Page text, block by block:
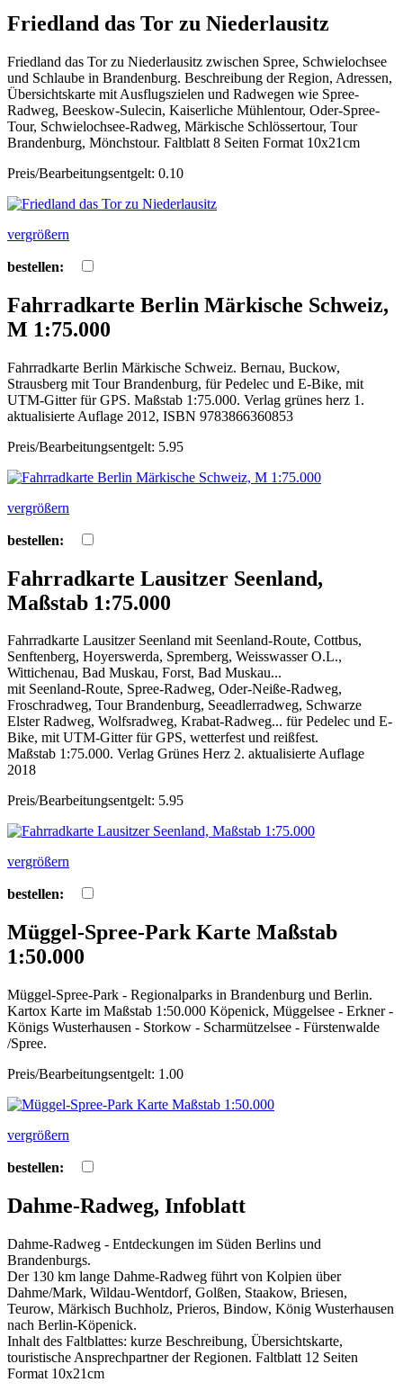
Friedland das Tor zu Niederlausitz
Friedland das Tor zu Niederlausitz zwischen Spree, Schwielochsee
und Schlaube in Brandenburg. Beschreibung der Region, Adressen,
Übersichtskarte mit Ausflugszielen und Radwegen wie Spree-
Radweg, Beeskow-Sulecin, Kaiserliche Mühlentour, Oder-Spree-
Tour, Schwielochsee-Radweg, Märkische Schlössertour, Tour
Brandenburg, Mönchstour. Faltblatt 8 Seiten Format 10x21cm
Preis/Bearbeitungsentgelt: 0.10
vergrößern
bestellen:
Fahrradkarte Berlin Märkische Schweiz,
M 1:75.000
Fahrradkarte Berlin Märkische Schweiz. Bernau, Buckow,
Strausberg mit Tour Brandenburg, für Pedelec und E-Bike, mit
UTM-Gitter für GPS. Maßstab 1:75.000. Verlag grünes herz 1.
aktualisierte Auflage 2012, ISBN 9783866360853
Preis/Bearbeitungsentgelt: 5.95
vergrößern
bestellen:
Fahrradkarte Lausitzer Seenland,
Maßstab 1:75.000
Fahrradkarte Lausitzer Seenland mit Seenland-Route, Cottbus,
Senftenberg, Hoyerswerda, Spremberg, Weisswasser O.L.,
Wittichenau, Bad Muskau, Forst, Bad Muskau...
mit Seenland-Route, Spree-Radweg, Oder-Neiße-Radweg,
Froschradweg, Tour Brandenburg, Seeadlerradweg, Schwarze
Elster Radweg, Wolfsradweg, Krabat-Radweg... für Pedelec und E-
Bike, mit UTM-Gitter für GPS, wetterfest und reißfest.
Maßstab 1:75.000. Verlag Grünes Herz 2. aktualisierte Auflage
2018
Preis/Bearbeitungsentgelt: 5.95
vergrößern
bestellen:
Müggel-Spree-Park Karte Maßstab
1:50.000
Müggel-Spree-Park - Regionalparks in Brandenburg und Berlin.
Kartox Karte im Maßstab 1:50.000 Köpenick, Müggelsee - Erkner -
Königs Wusterhausen - Storkow - Scharmützelsee - Fürstenwalde
/Spree.
Preis/Bearbeitungsentgelt: 1.00
vergrößern
bestellen:
Dahme-Radweg, Infoblatt
Dahme-Radweg - Entdeckungen im Süden Berlins und
Brandenburgs.
Der 130 km lange Dahme-Radweg führt von Kolpien über
Dahme/Mark, Wildau-Wentdorf, Golßen, Staakow, Briesen,
Teurow, Märkisch Buchholz, Prieros, Bindow, König Wusterhausen
nach Berlin-Köpenick.
Inhalt des Faltblattes: kurze Beschreibung, Übersichtskarte,
touristische Ansprechpartner der Regionen. Faltblatt 12 Seiten
Format 10x21cm